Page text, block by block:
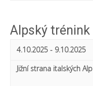
a
c
a
Alpský trénink
4.10.2025 - 9.10.2025
Jižní strana italských Alp